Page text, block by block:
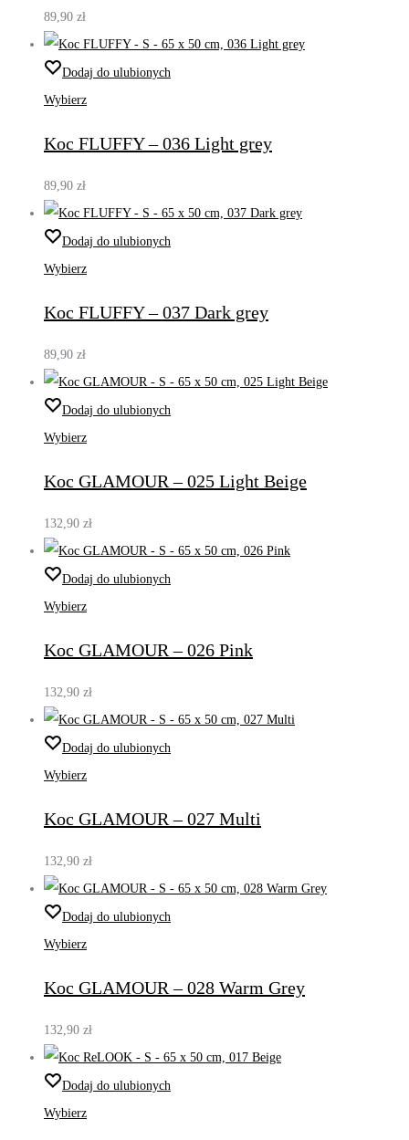
89,90 zł
Dodaj do ulubionych
Wybierz
Koc FLUFFY – 036 Light grey
89,90 zł
Dodaj do ulubionych
Wybierz
Koc FLUFFY – 037 Dark grey
89,90 zł
Dodaj do ulubionych
Wybierz
Koc GLAMOUR – 025 Light Beige
132,90 zł
Dodaj do ulubionych
Wybierz
Koc GLAMOUR – 026 Pink
132,90 zł
Dodaj do ulubionych
Wybierz
Koc GLAMOUR – 027 Multi
132,90 zł
Dodaj do ulubionych
Wybierz
Koc GLAMOUR – 028 Warm Grey
132,90 zł
Dodaj do ulubionych
Wybierz